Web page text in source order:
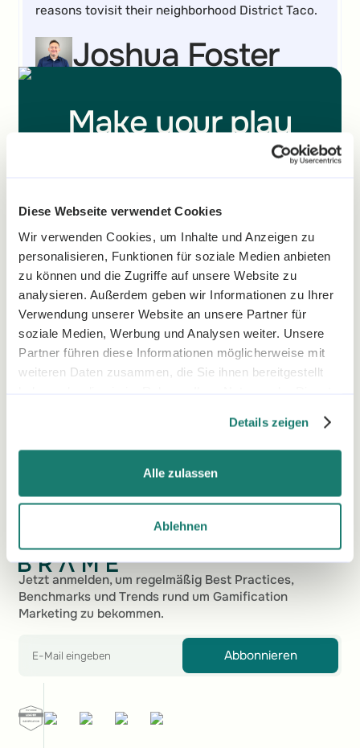
Diese Webseite verwendet Cookies
Wir verwenden Cookies, um Inhalte und Anzeigen zu
personalisieren, Funktionen für soziale Medien anbieten
zu können und die Zugriffe auf unsere Website zu
analysieren. Außerdem geben wir Informationen zu Ihrer
Verwendung unserer Website an unsere Partner für
soziale Medien, Werbung und Analysen weiter. Unsere
Partner führen diese Informationen möglicherweise mit
weiteren Daten zusammen, die Sie ihnen bereitgestellt
Details zeigen
Alle zulassen
Ablehnen
reasons tovisit their neighborhood District Taco.
Joshua Foster
einer anderen Ebene und können sie
einen Frequenz- und Umsatz-Uplift sowie eine
Steigerung des Engagements der Nutzer unserer
digitalen Kanäle.
Roland Krammer
Teamlead CRM
BRAME wirklich allen weiterempfehlen, die
kosteneffizient und einfach ein Tool benötigen,
Marc Marti
Marketing Manager Digital Content
Die Echtzeit-Performance-Analysen sind für uns
sehr wichtig, da wir sie nutzen können, um
Make your play
convert and
retaintoday
Speak to an expert and start leveraging
best practices and winning industry-
specific Gamification strategies with our
Builder.
Flexible Preise
Wirksame Resultate
Demo anfordern
Fußzeile
Jetzt anmelden, um regelmäßig Best Practices,
Benchmarks und Trends rund um Gamification
Marketing zu bekommen.
Abbonnieren